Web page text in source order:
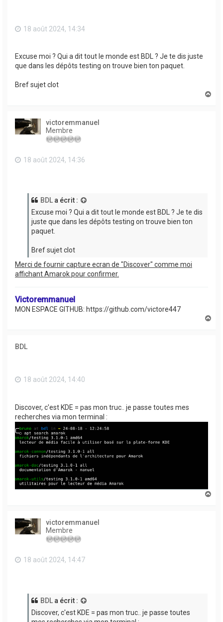
18 août 2024, 14:34
Excuse moi ? Qui a dit tout le monde est BDL ? Je te dis juste
que dans les dépôts testing on trouve bien ton paquet.
Bref sujet clot
victoremmanuel
Membre
18 août 2024, 14:36
BDL a écrit :
Excuse moi ? Qui a dit tout le monde est BDL ? Je te dis
juste que dans les dépôts testing on trouve bien ton
paquet.
Bref sujet clot
Merci de fournir capture ecran de "Discover" comme moi
affichant Amarok pour confirmer.
Victoremmanuel
MON ESPACE GITHUB: https://github.com/victore447
BDL
18 août 2024, 14:40
Discover, c'est KDE = pas mon truc.. je passe toutes mes
recherches via mon terminal :
victoremmanuel
Membre
18 août 2024, 14:47
BDL a écrit :
Discover, c'est KDE = pas mon truc.. je passe toutes